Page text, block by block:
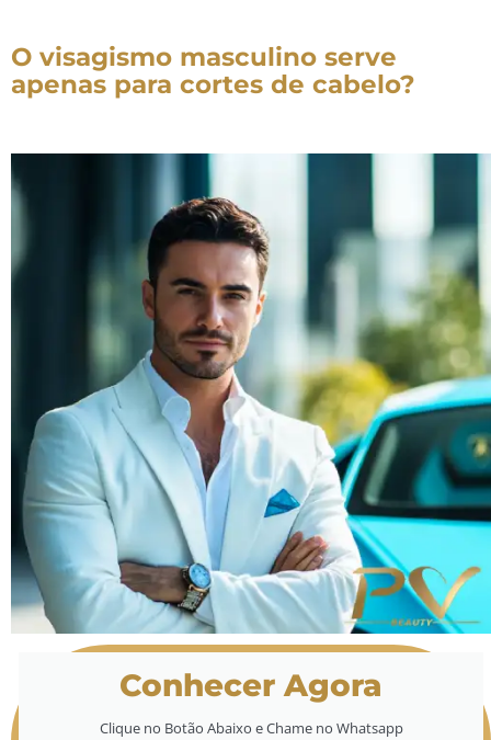
O visagismo masculino serve
apenas para cortes de cabelo?
Conhecer Agora
Clique no Botão Abaixo e Chame no Whatsapp